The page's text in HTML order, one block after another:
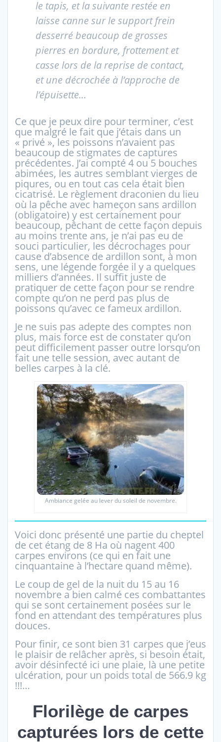
le tapis, et la suivante restée en
laisse canne sur le support frein
desserré beaucoup de grosses
pierres en bordure, frottement et
casse lors de la reprise de contact,
et une décrochée à l’approche de
l’épuisette…
Ce que je peux dire pour terminer, c’est
que malgré le fait que j’étais dans un
« privé », les poissons n’avaient pas
beaucoup de stigmates de captures
précédentes. J’ai compté 4 ou 5 bouches
abimées, les autres semblant vierges de
piqures, ou en tout cas cela était bien
cicatrisé. Le règlement draconien du lieu
où la pêche avec hameçon sans ardillon
(obligatoire) y est certainement pour
beaucoup, pêchant de cette façon depuis
au moins trente ans, je n’ai pas eu de
souci particulier, les décrochages pour
cause d’absence de ardillon sont, à mon
sens, une légende forgée il y a quelques
milliers d’années. Il suffit juste de
pratiquer de cette façon pour se rendre
compte qu’on ne perd pas plus de
poissons qu’avec ce fameux ardillon.
Je ne suis pas adepte des comptes non
plus, mais force est de constater qu’on
peut difficilement passer outre lorsqu’on
fait une telle session, avec autant de
belles carpes à la clé.
Ambiance gelée au lever du soleil de novembre.
Voici donc présenté une partie du cheptel
de cet étang de 8 Ha où nagent 400
carpes environs (ce qui en fait une
cinquantaine à l’hectare quand même).
Le coup de gel de la nuit du 15 au 16
novembre a bien calmé ces combattantes
qui se sont certainement posées sur le
fond en attendant des températures plus
douces.
Pour finir, ce sont bien 31 carpes que j’eus
le plaisir de relâcher après, si besoin était,
avoir désinfecté ici une plaie, là une petite
ulcération, pour un poids total de 566.9 kg
!!!…
Florilège de carpes
capturées lors de cette